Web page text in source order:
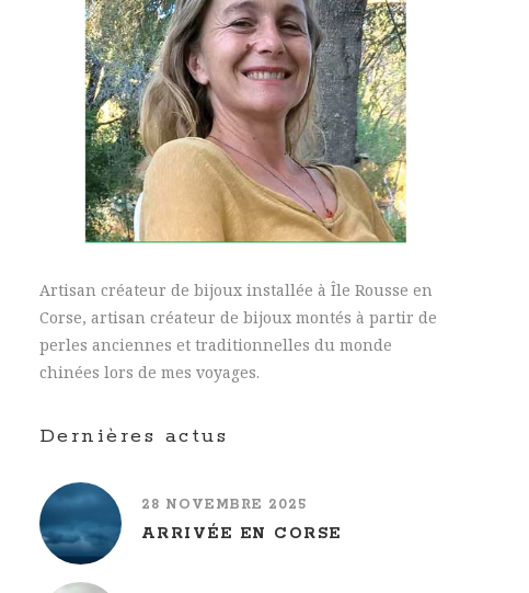
Artisan créateur de bijoux installée à Île Rousse en
Corse, artisan créateur de bijoux montés à partir de
perles anciennes et traditionnelles du monde
chinées lors de mes voyages.
Dernières actus
28 NOVEMBRE 2025
ARRIVÉE EN CORSE